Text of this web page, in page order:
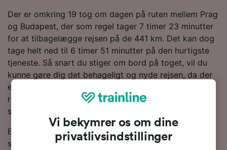
Der er omkring 19 tog om dagen på ruten mellem Prag
og Budapest, der som regel tager 7 timer 23 minutter
for at tilbagelægge rejsen på de 441 km. Det kan dog
tage helt ned til 6 timer 51 minutter på den hurtigste
tjeneste. Så snart du stiger om bord på toget, vil du
kunne gøre dig det behageligt og nyde rejsen, da der
er direkte tjenester til rådighed. Hele eller dele af din
rejse vil være om bord på et ÖBB-tog, da de er den
største togoperatør på denne rute.
Brug vores Rejseplanlægger øverst på siden for at
søge efter billige billetter. Vi vil vise dig, hvor meget
Vi bekymrer os om dine
privatlivsindstillinger